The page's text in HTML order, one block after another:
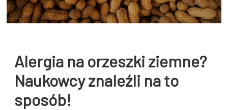
Alergia na orzeszki ziemne?
Naukowcy znaleźli na to
sposób!